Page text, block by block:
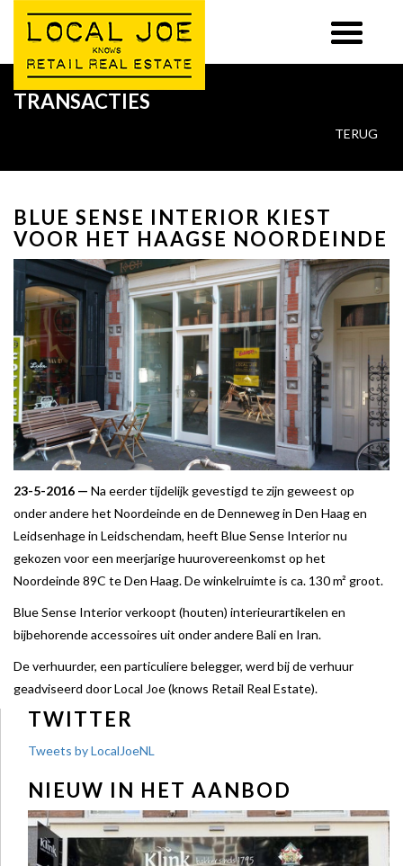
TRANSACTIES
TERUG
BLUE SENSE INTERIOR KIEST
VOOR HET HAAGSE NOORDEINDE
23-5-2016 — Na eerder tijdelijk gevestigd te zijn geweest op
onder andere het Noordeinde en de Denneweg in Den Haag en
Leidsenhage in Leidschendam, heeft Blue Sense Interior nu
gekozen voor een meerjarige huurovereenkomst op het
Noordeinde 89C te Den Haag. De winkelruimte is ca. 130 m² groot.
Blue Sense Interior verkoopt (houten) interieurartikelen en
bijbehorende accessoires uit onder andere Bali en Iran.
De verhuurder, een particuliere belegger, werd bij de verhuur
geadviseerd door Local Joe (knows Retail Real Estate).
TWITTER
Tweets by LocalJoeNL
NIEUW IN HET AANBOD